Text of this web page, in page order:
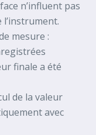
n’influent pas
mesure :
finale a été
de la valeur
avec